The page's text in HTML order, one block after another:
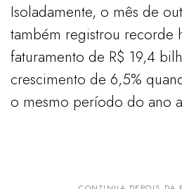
Isoladamente, o mês de
também registrou recorde
faturamento de R$ 19,4
crescimento de 6,5%
o mesmo período do ano